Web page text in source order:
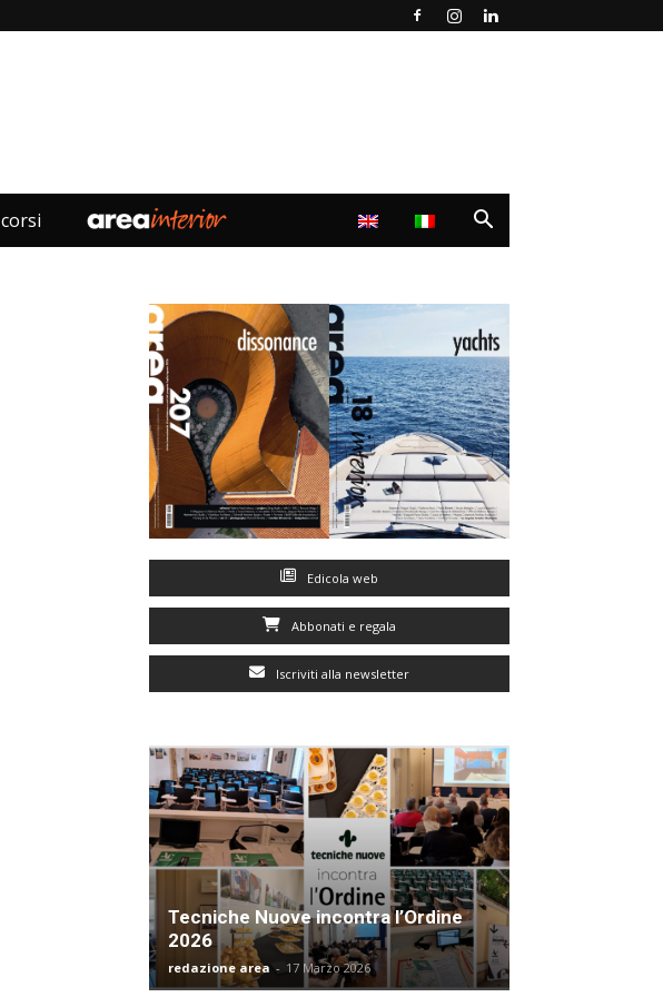
corsi
Edicola web
Abbonati e regala
Iscriviti alla newsletter
Tecniche Nuove incontra l’Ordine
2026
redazione area - 17 Marzo 2026